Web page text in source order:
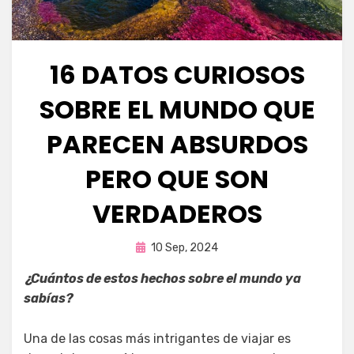
16 DATOS CURIOSOS
SOBRE EL MUNDO QUE
PARECEN ABSURDOS
PERO QUE SON
VERDADEROS
porFernando Miranda Servín
Publicada
10 Sep, 2024
¿Cuántos de estos hechos sobre el mundo ya
sabías?
Una de las cosas más intrigantes de viajar es